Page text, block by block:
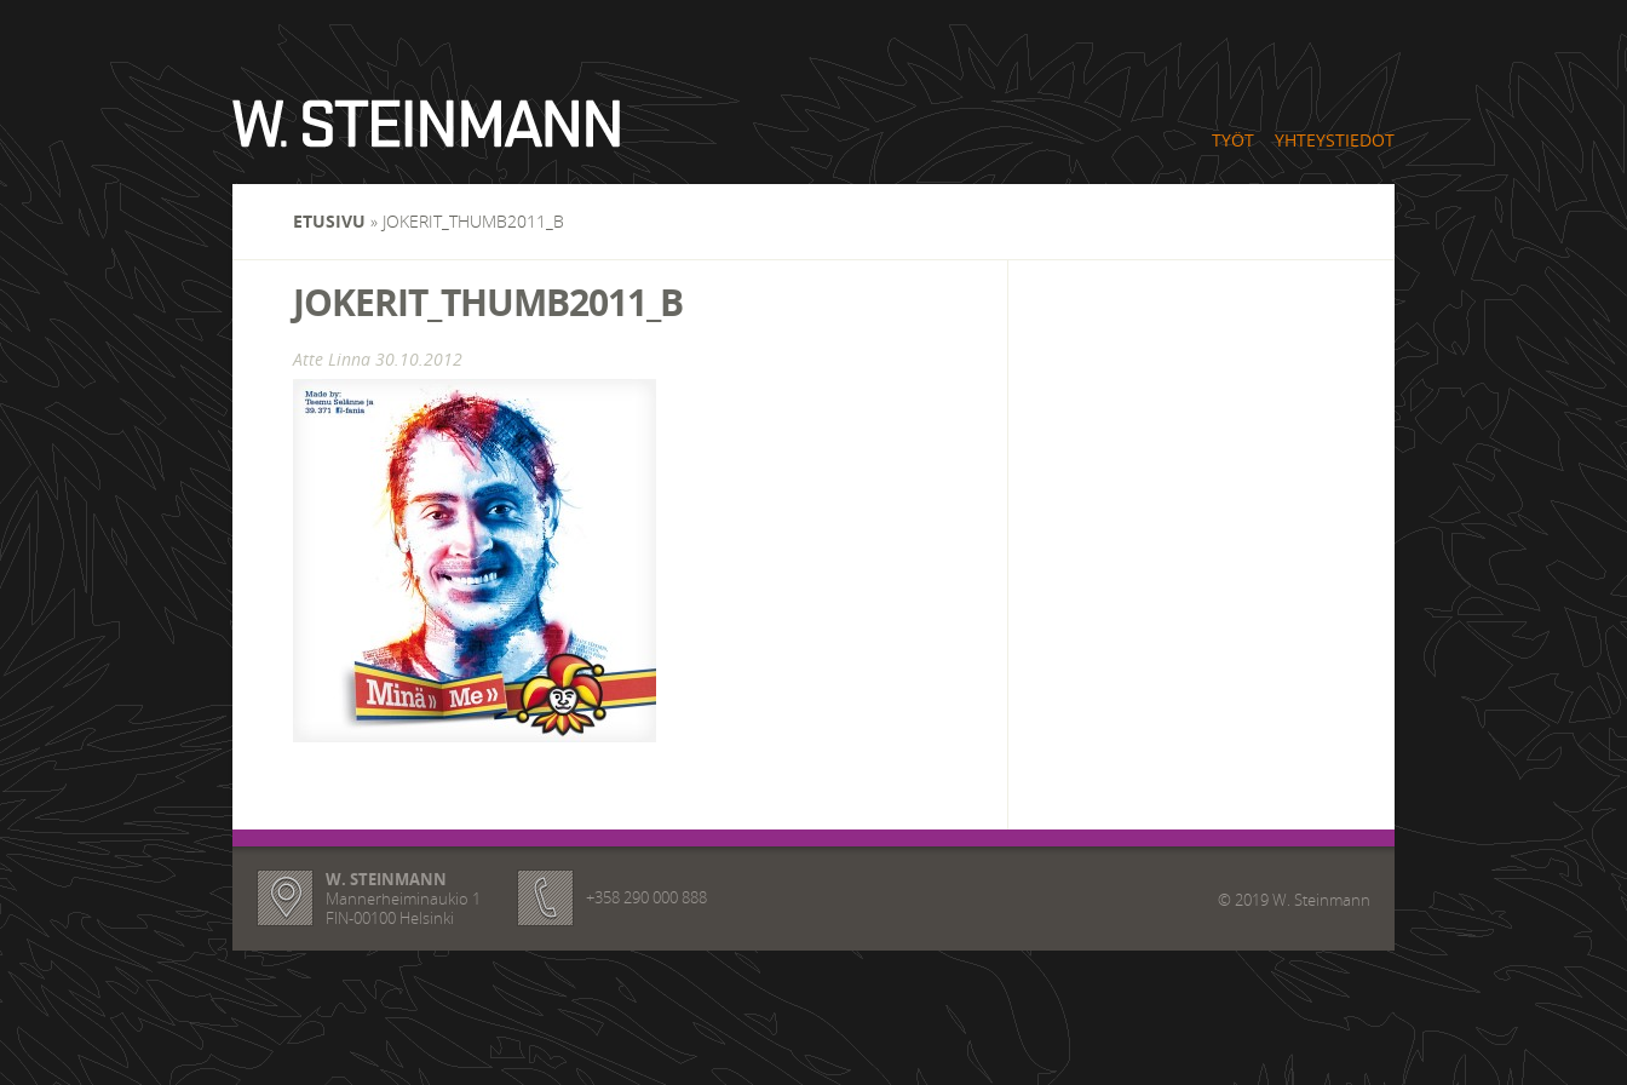
TYÖT YHTEYSTIEDOT
ETUSIVU » JOKERIT_THUMB2011_B
JOKERIT_THUMB2011_B
Atte Linna 30.10.2012
W. STEINMANN
Mannerheiminaukio 1
FIN-00100 Helsinki
+358 290 000 888 © 2019 W. Steinmann